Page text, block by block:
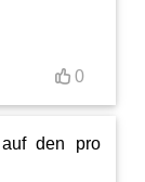
0
den pro